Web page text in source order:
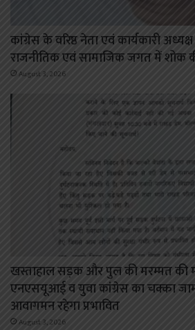
कांग्रेस के वरिष्ठ नेता एवं कार्यकारी
राजनीतिक एवं सामाजिक जगत में शोक
August 3, 2026
खस्ताहाल सड़क और पुल की मरम्मत की
एनएसयूआई व युवा कांग्रेस का चक्का
आवागमन रहेगा प्रभावित
August 3, 2026